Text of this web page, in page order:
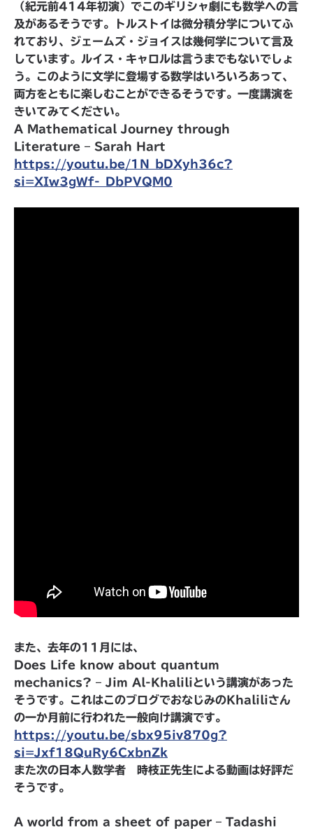
（紀元前414年初演）でこのギリシャ劇にも数学への言
及があるそうです。トルストイは微分積分学についてふ
れており、ジェームズ・ジョイスは幾何学について言及
しています。ルイス・キャロルは言うまでもないでしょ
う。このように文学に登場する数学はいろいろあって、
両方をともに楽しむことができるそうです。一度講演を
きいてみてください。
A Mathematical Journey through
Literature – Sarah Hart
https://youtu.be/1N_bDXyh36c?
si=XIw3gWf-_DbPVQM0
また、去年の11月には、
Does Life know about quantum
mechanics? – Jim Al-Khaliliという講演があった
そうです。これはこのブログでおなじみのKhaliliさん
の一か月前に行われた一般向け講演です。
https://youtu.be/sbx95iv870g?
si=Jxf18QuRy6CxbnZk
また次の日本人数学者 時枝正先生による動画は好評だ
そうです。
A world from a sheet of paper – Tadashi